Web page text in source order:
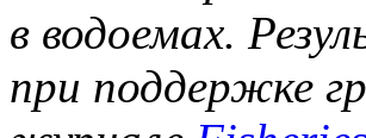
в водоемах.
при поддержке